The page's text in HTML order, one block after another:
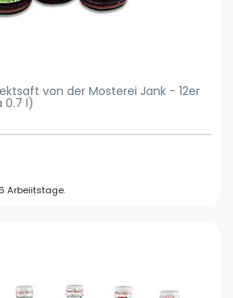
von der Mosterei Jank - 12er
0.7 l)
Arbeiitstage.